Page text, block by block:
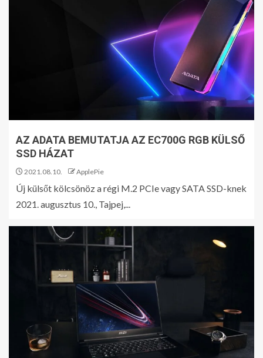
AZ ADATA BEMUTATJA AZ EC700G RGB KÜLSŐ
SSD HÁZAT
2021.08.10. ApplePie
Új külsőt kölcsönöz a régi M.2 PCIe vagy SATA SSD-knek
2021. augusztus 10., Tajpej,...